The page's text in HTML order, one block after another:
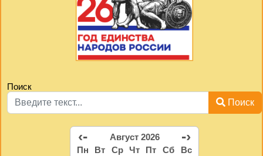
Поиск
Поиск
‹- Август 2026 -›
Пн Вт Ср Чт Пт Сб
Вс